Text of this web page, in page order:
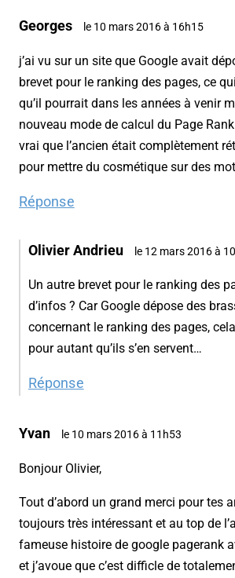
Georges le 10 mars 2016 à 16h15
j’ai vu sur un site que Google avait
brevet pour le ranking des pages, ce
qu’il pourrait dans les années à venir
nouveau mode de calcul du Page
vrai que l’ancien était complètement
pour mettre du cosmétique sur des
Réponse
Olivier Andrieu le 12 mars 2016 à
Un autre brevet pour le ranking des
d’infos ? Car Google dépose des
concernant le ranking des pages,
pour autant qu’ils s’en servent…
Réponse
Yvan le 10 mars 2016 à 11h53
Bonjour Olivier,
Tout d’abord un grand merci pour tes
toujours très intéressant et au top de
fameuse histoire de google pagerank
et j’avoue que c’est difficle de